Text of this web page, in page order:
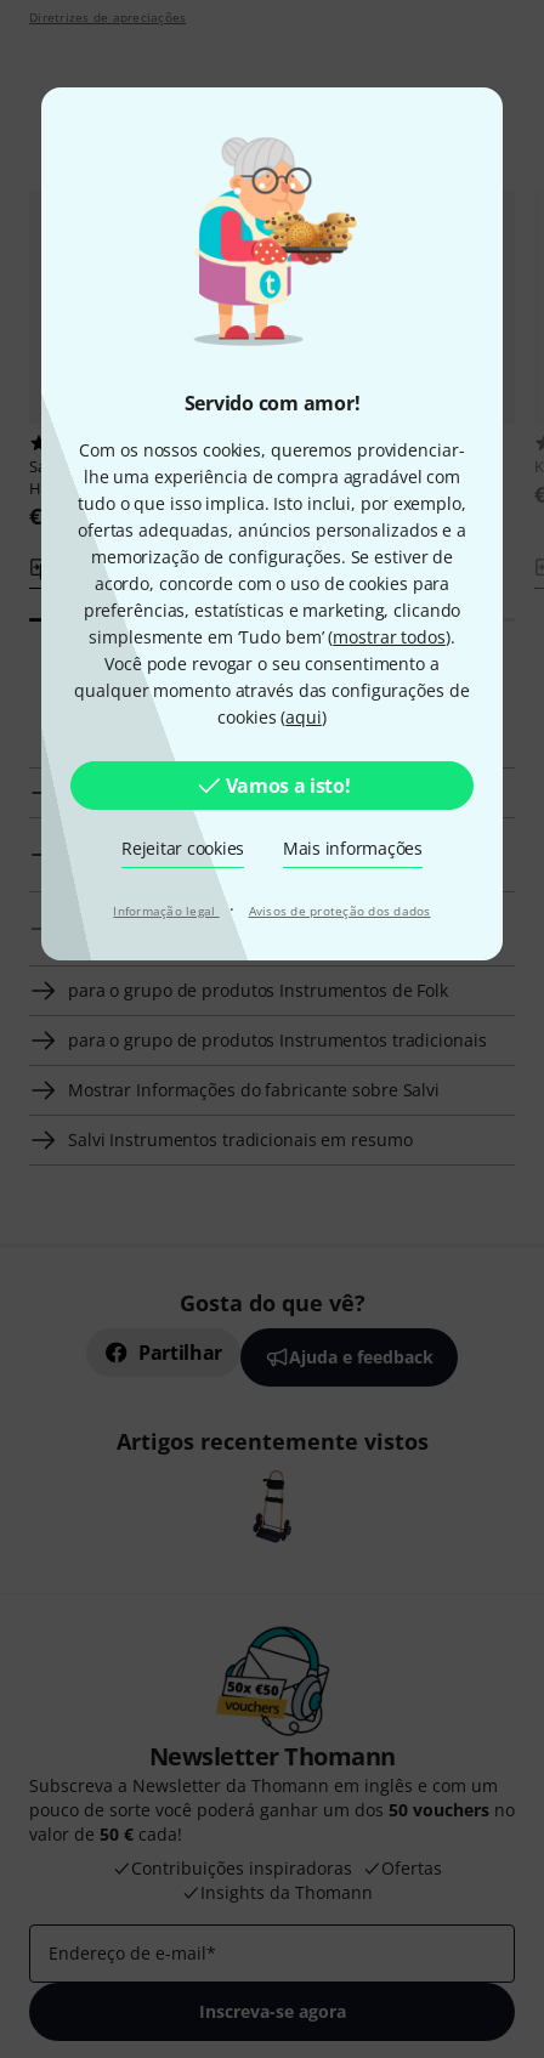
Servido com amor!
Com os nossos cookies, queremos providenciar-
lhe uma experiência de compra agradável com
tudo o que isso implica. Isto inclui, por exemplo,
ofertas adequadas, anúncios personalizados e a
memorização de configurações. Se estiver de
acordo, concorde com o uso de cookies para
preferências, estatísticas e marketing, clicando
simplesmente em ‘Tudo bem’ (mostrar todos).
Você pode revogar o seu consentimento a
qualquer momento através das configurações de
cookies (aqui)
Vamos a isto!
Rejeitar cookies Mais informações
Informação legal · Avisos de proteção dos dados
Diretrizes de apreciações
Comparar opções
Salvi Two Wheels Trolley for
Harp
€ 511
Comparar
Wooden Saddle for Delta
Harp
€ 298
Comparar
Navegador inteligente
Indicar Salvi Suportes para instrumentos Folk
para o grupo de produtos Suportes para instrumentos
para o grupo de produtos Acessórios para
instrumentos internacionais
para o grupo de produtos Instrumentos de Folk
para o grupo de produtos Instrumentos tradicionais
Mostrar Informações do fabricante sobre Salvi
Salvi Instrumentos tradicionais em resumo
Gosta do que vê?
Partilhar Ajuda e feedback
Artigos recentemente vistos
Newsletter Thomann
Subscreva a Newsletter da Thomann em inglês e com um
pouco de sorte você poderá ganhar um dos 50 vouchers no
valor de 50 € cada!
Contribuições inspiradoras
Ofertas
Insights da Thomann
Endereço de e-mail*
Inscreva-se agora